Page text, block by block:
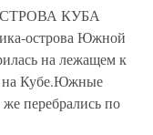
КУБА
острова Южной
на лежащем к
на Кубе.Южные
перебрались по